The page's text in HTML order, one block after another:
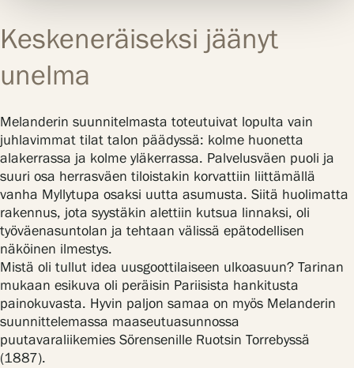
Keskeneräiseksi jäänyt
unelma
Melanderin suunnitelmasta toteutuivat lopulta vain
juhlavimmat tilat talon päädyssä: kolme huonetta
alakerrassa ja kolme yläkerrassa. Palvelusväen puoli ja
suuri osa herrasväen tiloistakin korvattiin liittämällä
vanha Myllytupa osaksi uutta asumusta. Siitä huolimatta
rakennus, jota syystäkin alettiin kutsua linnaksi, oli
työväenasuntolan ja tehtaan välissä epätodellisen
näköinen ilmestys.
Mistä oli tullut idea uusgoottilaiseen ulkoasuun? Tarinan
mukaan esikuva oli peräisin Pariisista hankitusta
painokuvasta. Hyvin paljon samaa on myös Melanderin
suunnittelemassa maaseutuasunnossa
puutavaraliikemies Sörensenille Ruotsin Torrebyssä
(1887).